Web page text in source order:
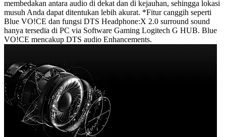
membedakan antara audio di dekat dan di kejauhan, sehingga lokasi
musuh Anda dapat ditentukan lebih akurat. *Fitur canggih seperti
Blue VO!CE dan fungsi DTS Headphone:X 2.0 surround sound
hanya tersedia di PC via Software Gaming Logitech G HUB. Blue
VO!CE mencakup DTS audio Enhancements.